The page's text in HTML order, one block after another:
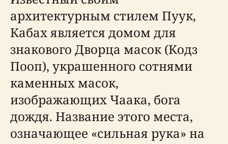
архитектурным стилем Пуук,
Кабах является домом для
знакового Дворца масок (Кодз
Пооп), украшенного сотнями
каменных масок,
изображающих Чаака, бога
дождя. Название этого места,
означающее «сильная рука» на